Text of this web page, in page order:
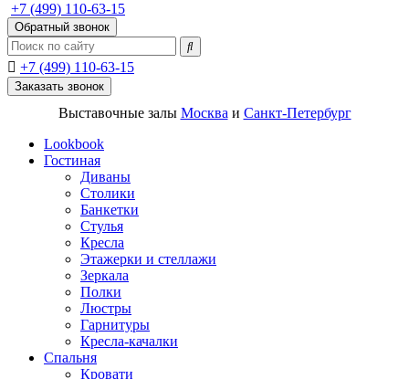
+7 (499) 110-63-15
Обратный звонок
+7 (499) 110-63-15
Заказать звонок
Выставочные залы Москва и Санкт-Петербург
Lookbook
Гостиная
Диваны
Столики
Банкетки
Стулья
Кресла
Этажерки и стеллажи
Зеркала
Полки
Люстры
Гарнитуры
Кресла-качалки
Спальня
Кровати